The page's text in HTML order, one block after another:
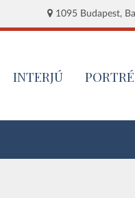
1095 Budapest,
INTERJÚ PORTRÉ